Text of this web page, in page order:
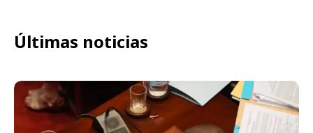
Últimas noticias